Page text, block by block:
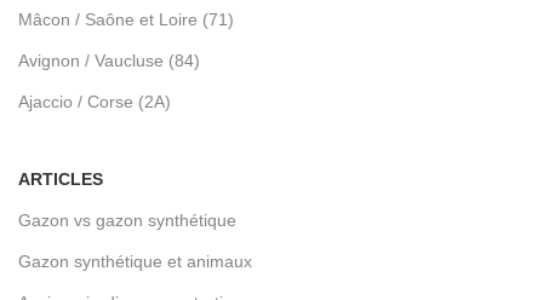
Mâcon / Saône et Loire (71)
Avignon / Vaucluse (84)
Ajaccio / Corse (2A)
ARTICLES
Gazon vs gazon synthétique
Gazon synthétique et animaux